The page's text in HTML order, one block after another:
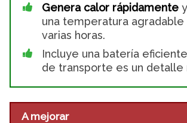
Genera calor rápidamente
una temperatura agradable
varias horas.
Incluye una batería
de transporte es un detalle
A mejorar